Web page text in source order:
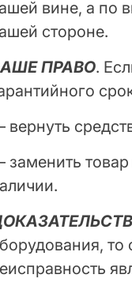
вине, а по
стороне.
ПРАВО.
вернуть
заменить товар
то